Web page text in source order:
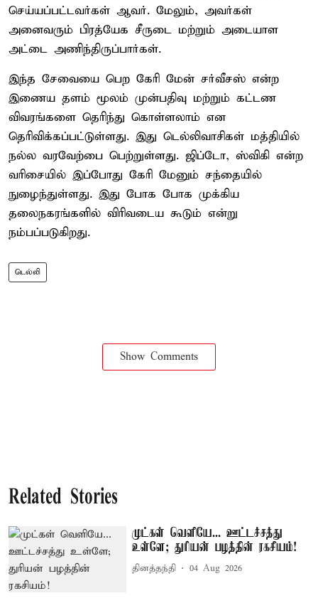
செய்யப்பட்டவர்கள் ஆவர். மேலும், அவர்கள்
அனைவரும் பிரத்யேக சீருடை மற்றும் அடையாள
அட்டை அணிந்திருப்பார்கள்.
இந்த சேவையை பெற கேரி மேன் சர்வீசஸ் என்ற
இணைய தளம் மூலம் முன்பதிவு மற்றும் கட்டண
விவரங்களை தெரிந்து கொள்ளலாம் என
தெரிவிக்கப்பட்டுள்ளது. இது டெல்லிவாசிகள் மத்தியில்
நல்ல வரவேற்பை பெற்றுள்ளது. ஜிப்டோ, ஸ்விகி என்ற
வரிசையில் இப்போது கேரி மேனும் சந்தையில்
நுழைந்துள்ளது. இது போக போக முக்கிய
தலைநகரங்களில் விரிவடைய கூடும் என்று
நம்பப்படுகிறது.
டெல்லி
Show Comments
Related Stories
முட்கள் வெளியே... ஊட்டச்சத்து
உள்ளே; துரியன் பழத்தின் ரகசியம்!
தினத்தந்தி 04 Aug 2026